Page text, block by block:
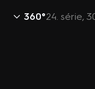
360°